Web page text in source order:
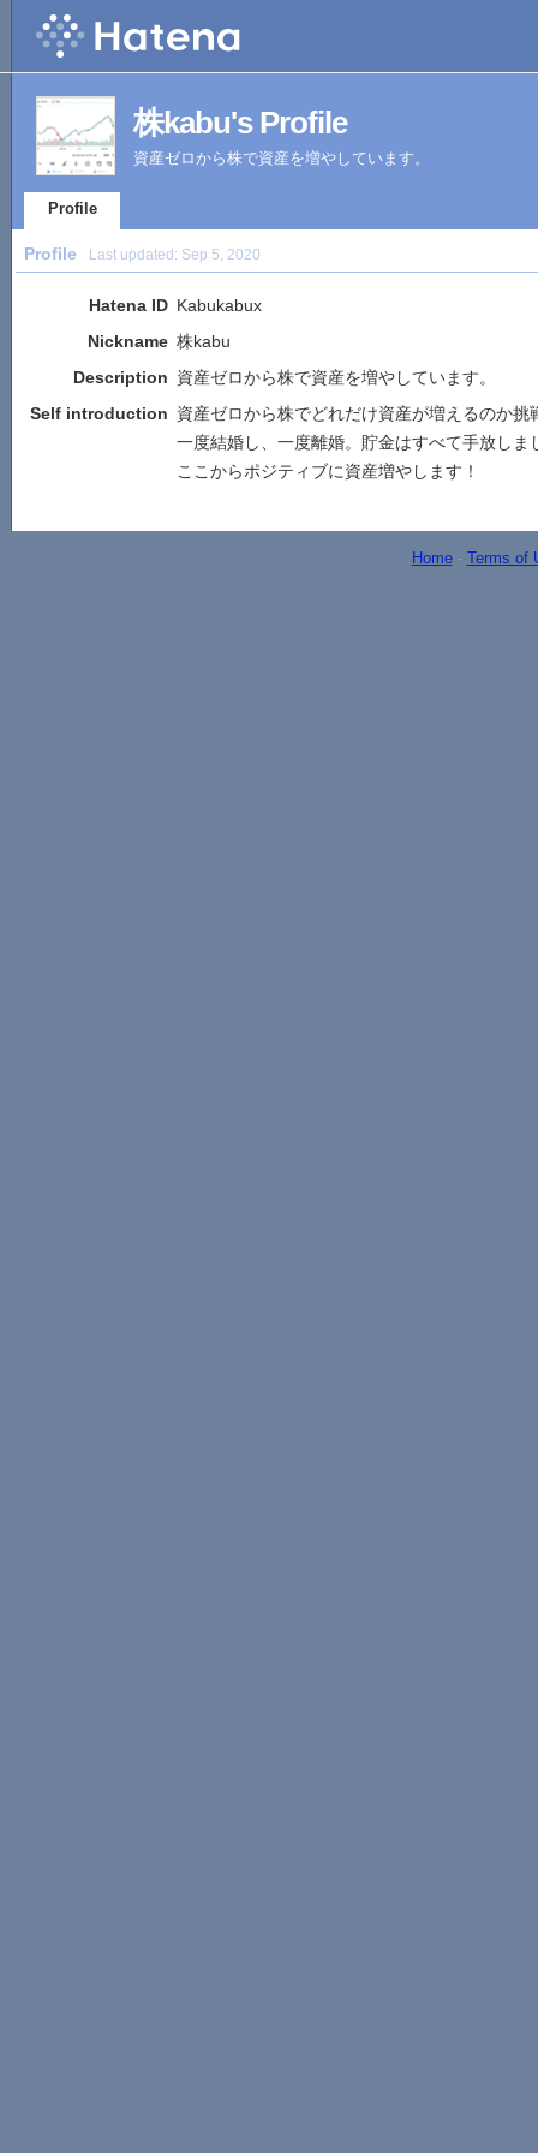
株kabu's Profile
資産ゼロから株で資産を増やしています。
Profile
Profile Last updated: Sep 5, 2020
Hatena ID Kabukabux
Nickname 株kabu
Description 資産ゼロから株で資産を増やしています。
Self introduction 資産ゼロから株でどれだけ資産が増えるのか挑
一度結婚し、一度離婚。貯金はすべて手放しま
ここからポジティブに資産増やします！
Home- Terms of